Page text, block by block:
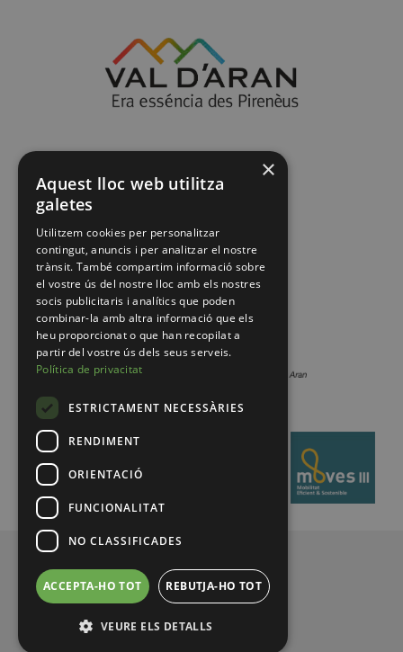
Legal notice
×
Aquest lloc web utilitza
galetes
Utilitzem cookies per personalitzar
contingut, anuncis i per analitzar el nostre
trànsit. També compartim informació sobre
el vostre ús del nostre lloc amb els nostres
socis publicitaris i analítics que poden
combinar-la amb altra informació que els
heu proporcionat o que han recopilat a
partir del vostre ús dels seus serveis.
Política de privacitat
ESTRICTAMENT NECESSÀRIES
RENDIMENT
ORIENTACIÓ
FUNCIONALITAT
NO CLASSIFICADES
ACCEPTA-HO TOT REBUTJA-HO TOT
VEURE ELS DETALLS